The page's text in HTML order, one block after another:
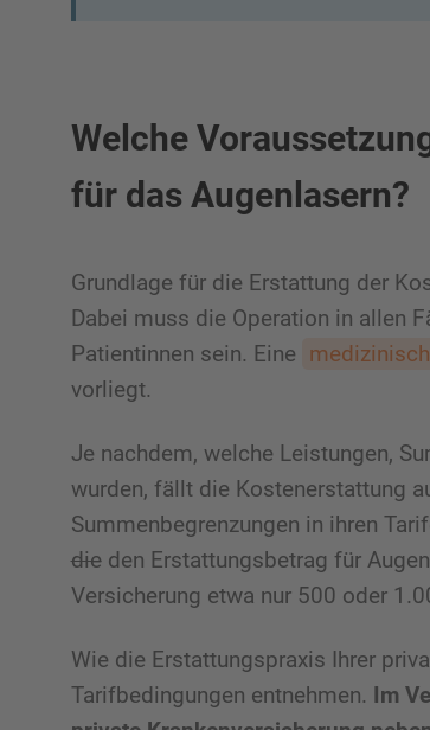
Welche
für das Augenlasern?
Grundlage für die Erstattung der
Dabei muss die Operation in allen
Patientinnen sein. Eine
vorliegt.
Je nachdem, welche Leistungen,
wurden, fällt die Kostenerstattung
Summenbegrenzungen in ihren
dieden Erstattungsbetrag für
Versicherung etwa nur 500 oder
Wie die Erstattungspraxis Ihrer
Tarifbedingungen entnehmen. Im